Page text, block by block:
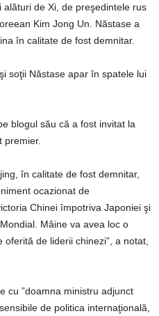
de Xi, de preşedintele rus
Kim Jong Un. Năstase a
în calitate de fost demnitar.
soţii Năstase apar în spatele lui
blogul său că a fost invitat la
premier.
în calitate de fost demnitar,
ocazionat de
Chinei împotriva Japoniei şi
Mâine va avea loc o
de liderii chinezi”, a notat,
cu ”doamna ministru adjunct
de politica internaţională,